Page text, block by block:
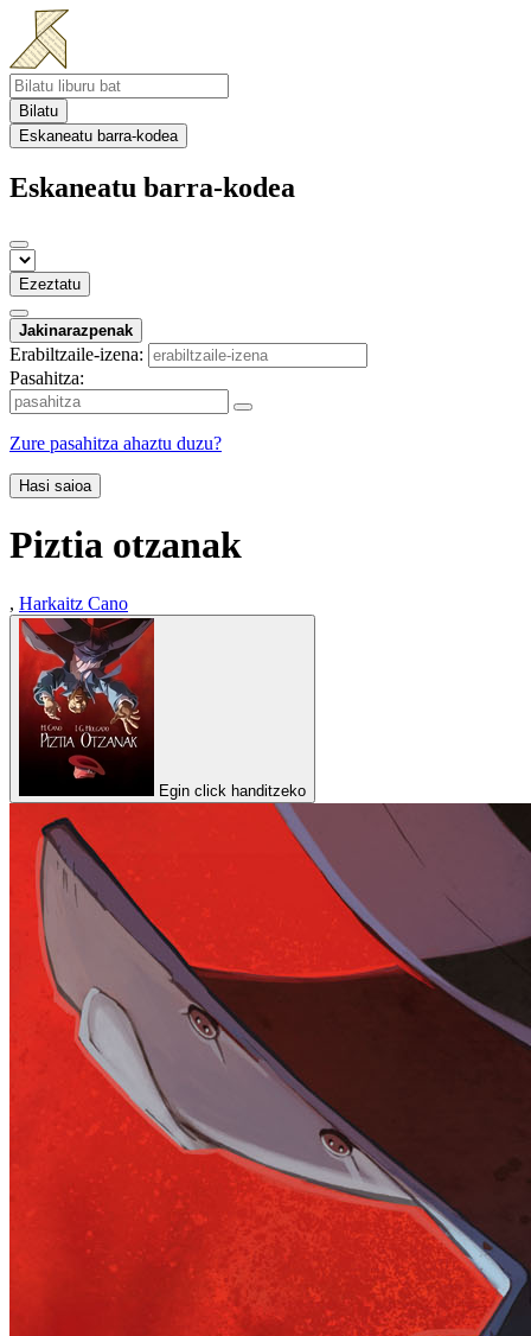
Bilatu
Eskaneatu barra-kodea
Eskaneatu barra-kodea
Ezeztatu
Jakinarazpenak
Erabiltzaile-izena:
Pasahitza:
Zure pasahitza ahaztu duzu?
Hasi saioa
Piztia otzanak
, Harkaitz Cano
Egin click handitzeko